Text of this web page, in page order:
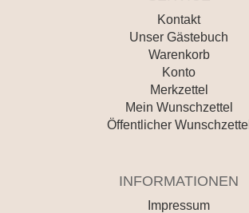
Kontakt
Unser Gästebuch
Warenkorb
Konto
Merkzettel
Mein Wunschzettel
Öffentlicher Wunschzettel
INFORMATIONEN
Impressum